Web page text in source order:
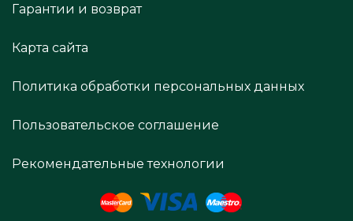
Гарантии и возврат
Карта сайта
Политика обработки персональных данных
Пользовательское соглашение
Рекомендательные технологии